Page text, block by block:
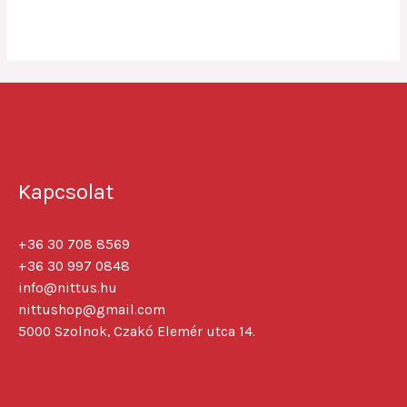
Kapcsolat
+36 30 708 8569
+36 30 997 0848
info@nittus.hu
nittushop@gmail.com
5000 Szolnok, Czakó Elemér utca 14.